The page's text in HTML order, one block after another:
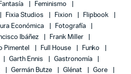
Fantasía
Feminismo
Fixia Studios Fixion
Flipbook
Económica
Fotografía
Ibáñez
Frank Miller
Pimentel Full House
Funko
Garth Ennis
Gastronomía
Germán Butze Glénat
Gore